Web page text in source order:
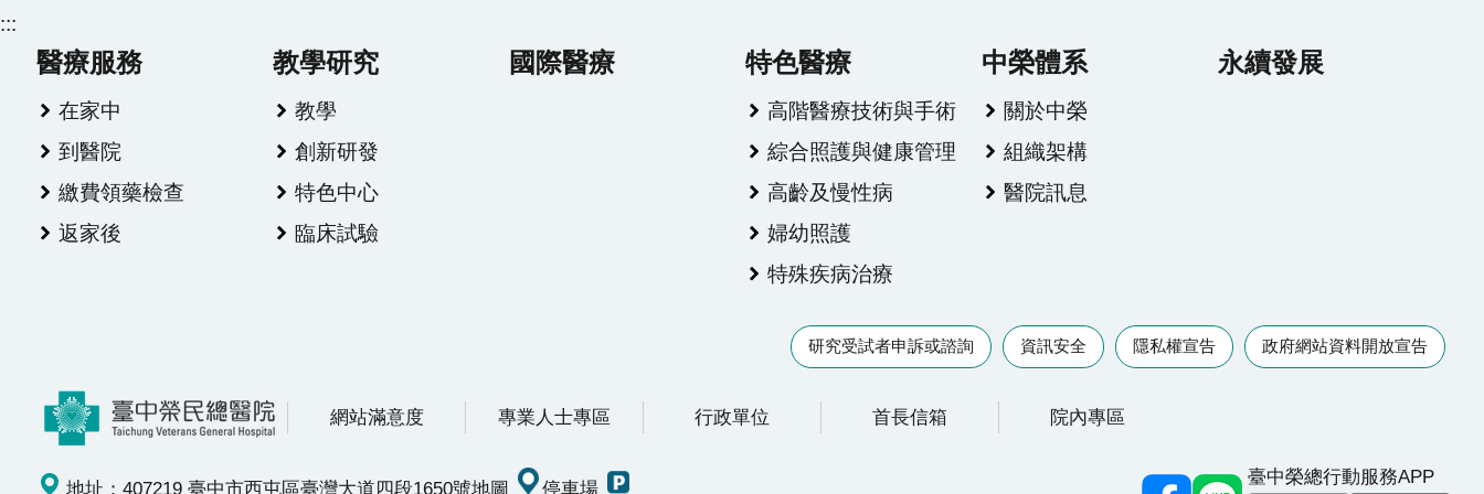
:::
醫療服務
在家中
到醫院
繳費領藥檢查
返家後
教學研究
教學
創新研發
特色中心
臨床試驗
國際醫療 特色醫療
高階醫療技術與手術
綜合照護與健康管理
高齡及慢性病
婦幼照護
特殊疾病治療
中榮體系
關於中榮
組織架構
醫院訊息
永續發展
研究受試者申訴或諮詢 資訊安全 隱私權宣告 政府網站資料開放宣告
網站滿意度 專業人士專區 行政單位 首長信箱 院內專區
臺中榮總行動服務APP
地址：407219 臺中市西屯區臺灣大道四段1650號地圖 停車場